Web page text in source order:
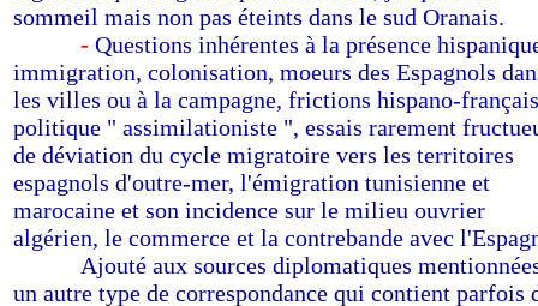
sommeil mais non pas éteints dans le sud Oranais.
- Questions inhérentes à la présence
immigration, colonisation, moeurs des Espagnols
les villes ou à la campagne, frictions hispano-
politique " assimilationiste ", essais rarement
de déviation du cycle migratoire vers les territoires
espagnols d'outre-mer, l'émigration tunisienne et
marocaine et son incidence sur le milieu ouvrier
algérien, le commerce et la contrebande avec
Ajouté aux sources diplomatiques
un autre type de correspondance qui contient parfois